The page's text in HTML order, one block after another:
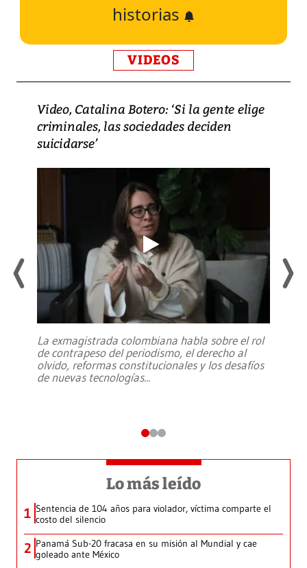
historias
VIDEOS
Video, Catalina Botero: ‘Si la gente elige
criminales, las sociedades deciden
suicidarse’
La exmagistrada colombiana habla sobre el rol
de contrapeso del periodismo, el derecho al
olvido, reformas constitucionales y los desafíos
de nuevas tecnologías...
Lo más leído
1 Sentencia de 104 años para violador, víctima comparte el
costo del silencio
2 Panamá Sub-20 fracasa en su misión al Mundial y cae
goleado ante México